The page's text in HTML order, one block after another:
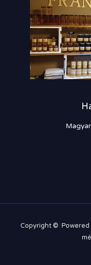
Copyright © Powered